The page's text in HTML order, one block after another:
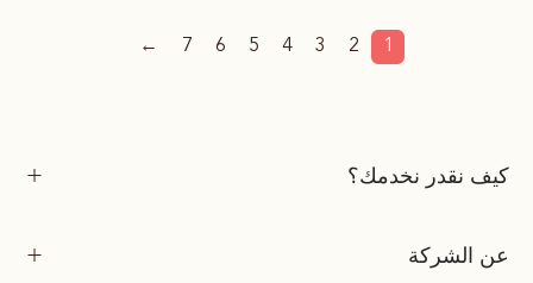
1
2
3
4
5
6
7
←
كيف نقدر نخدمك؟
عن الشركة